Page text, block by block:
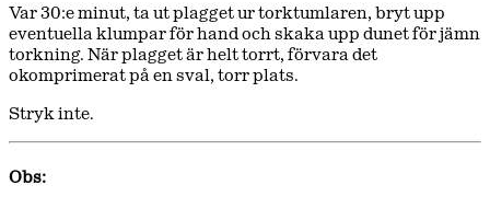
Var 30:e minut, ta ut plagget ur torktumlaren, bryt upp
eventuella klumpar för hand och skaka upp dunet för jämn
torkning. När plagget är helt torrt, förvara det
okomprimerat på en sval, torr plats.
Stryk inte.
Obs: